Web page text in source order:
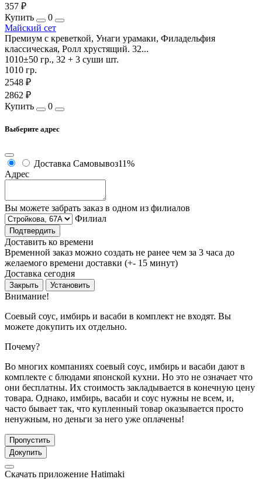
357 ₽
Купить
0
Майский сет
Премиум с креветкой, Унаги урамаки, Филадельфия
классическая, Ролл хрустящий. 32...
1010±50 гр., 32 + 3 суши шт.
1010 гр.
2548 ₽
2862 ₽
Купить
0
Выберите адрес
Доставка Самовывоз11%
Адрес
Вы можете забрать заказ в одном из филиалов
Филиал
Подтвердить
Доставить ко времени
Временной заказ можно создать не ранее чем за 3 часа до
желаемого времени доставки (+- 15 минут)
Доставка сегодня
Закрыть Установить
Внимание!
Соевый соус, имбирь и васаби в комплект не входят. Вы
можете докупить их отдельно.
Почему?
Во многих компаниях соевый соус, имбирь и васаби дают в
комплекте с блюдами японской кухни. Но это не означает что
они бесплатны. Их стоимость закладывается в конечную цену
товара. Однако, имбирь, васаби и соус нужны не всем, и,
часто бывает так, что купленный товар оказывается просто
ненужным, но деньги за него уже оплачены!
Пропустить
Докупить
Скачать приложение Hatimaki